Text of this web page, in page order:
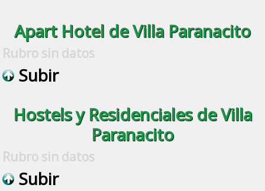
Apart Hotel de Villa Paranacito
Rubro sin datos
Subir
Hostels y Residenciales de Villa
Paranacito
Rubro sin datos
Subir